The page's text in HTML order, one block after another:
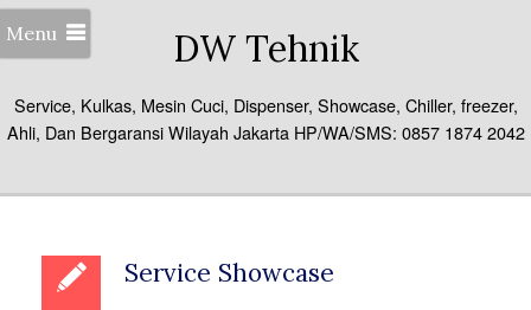
Menu DW Tehnik
Service, Kulkas, Mesin Cuci, Dispenser, Showcase, Chiller, freezer,
Ahli, Dan Bergaransi Wilayah Jakarta HP/WA/SMS: 0857 1874 2042
Service Showcase